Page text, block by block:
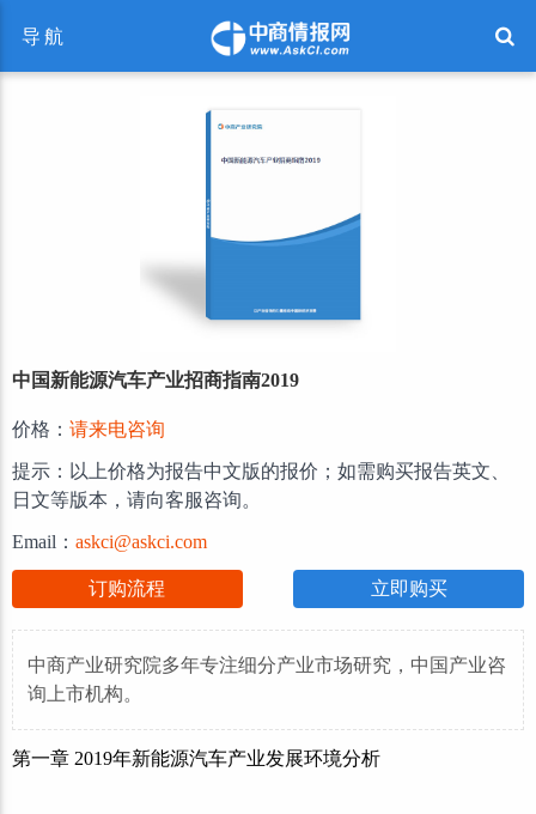
导航
中国新能源汽车产业招商指南2019
价格： 请来电咨询
提示：以上价格为报告中文版的报价；如需购买报告英文、
日文等版本，请向客服咨询。
Email： askci@askci.com
订购流程 立即购买
中商产业研究院多年专注细分产业市场研究，中国产业咨
询上市机构。
第一章 2019年新能源汽车产业发展环境分析